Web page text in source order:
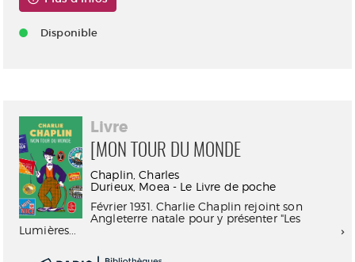
Disponible
Livre
[MON TOUR DU MONDE
Chaplin, Charles
Durieux, Moea - Le Livre de poche
Février 1931. Charlie Chaplin rejoint son
Angleterre natale pour y présenter "Les
Lumières...